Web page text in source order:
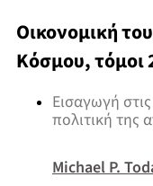
Οικονομική
Κόσμου, τόμοι
Εισαγωγή
πολιτική της
Michael P.